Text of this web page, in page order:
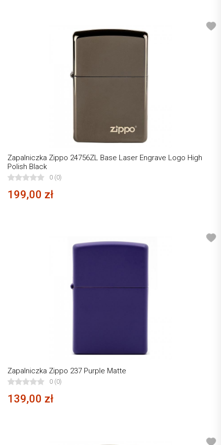
Zapalniczka Zippo 24756ZL Base Laser Engrave Logo High
Polish Black
0 (0)
199,00 zł
Zapalniczka Zippo 237 Purple Matte
0 (0)
139,00 zł